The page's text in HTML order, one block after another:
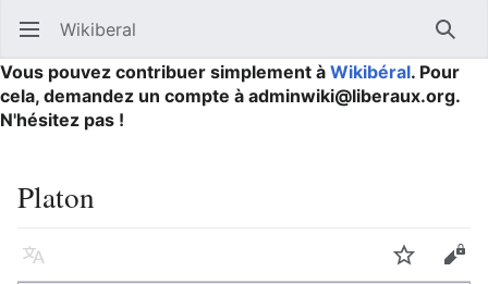
Ouvrir le menu principal Wikiberal
Vous pouvez contribuer simplement à Wikibéral. Pour
cela, demandez un compte à adminwiki@liberaux.org.
N'hésitez pas !
Platon
Langue Suivre